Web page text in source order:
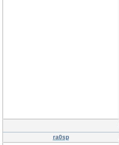
ra0sp